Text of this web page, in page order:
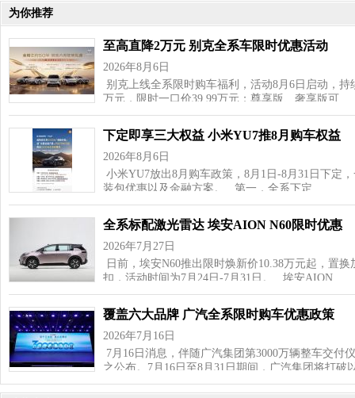
为你推荐
至高直降2万元 别克全系车限时优惠活动
2026年8月6日
别克上线全系限时购车福利，活动8月6日启动，
万元，限时一口价39.99万元；尊享版、奢享版可…
下定即享三大权益 小米YU7推8月购车权益
2026年8月6日
小米YU7放出8月购车政策，8月1日‑8月31日下定
装包优惠以及金融方案。 第一，全系下定…
全系标配激光雷达 埃安AION N60限时优惠
2026年7月27日
日前，埃安N60推出限时焕新价10.38万元起，置
扣，活动时间为7月24日-7月31日。 埃安AION …
覆盖六大品牌 广汽全系限时购车优惠政策
2026年7月16日
7月16日消息，伴随广汽集团第3000万辆整车交付
之公布。7月16日至8月31日期间，广汽集团将打